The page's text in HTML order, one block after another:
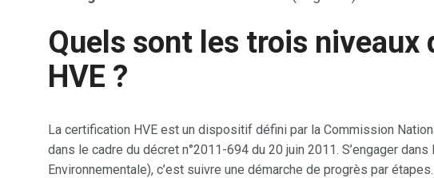
Quels sont les trois
HVE ?
La certification HVE est un dispositif défini par la Commission
dans le cadre du décret n°2011-694 du 20 juin 2011. S’engager
Environnementale), c’est suivre une démarche de progrès par